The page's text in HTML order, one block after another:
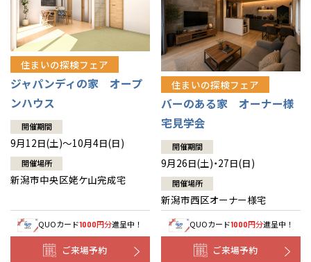
住まいの探検フェア
ジャパンディの家 オープ
ンハウス
開催期間
9月12日(土)～10月4日(日)
開催場所
新潟市中央区姥ケ山完成宅
QUOカード1000円分進呈中！
ご来場予約
住まいの探検フェア
バーのある家 オーナー様
宅見学会
開催期間
9月26日(土)・27日(日)
開催場所
新潟市西区オーナー様宅
QUOカード1000円分進呈中！
ご来場予約